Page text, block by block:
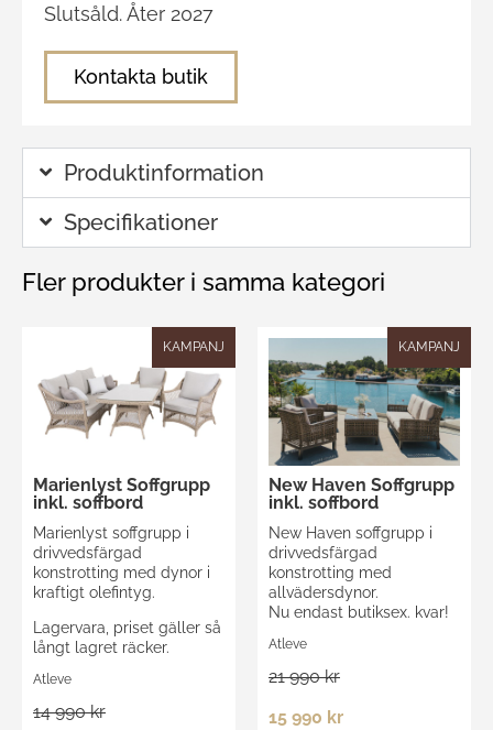
Slutsåld. Åter 2027
Kontakta butik
Produktinformation
Specifikationer
Fler produkter i samma kategori
KAMPANJ
Marienlyst Soffgrupp
inkl. soffbord
Marienlyst soffgrupp i
drivvedsfärgad
konstrotting med dynor i
kraftigt olefintyg.
Lagervara, priset gäller så
långt lagret räcker.
Atleve
14 990 kr
KAMPANJ
New Haven Soffgrupp
inkl. soffbord
New Haven soffgrupp i
drivvedsfärgad
konstrotting med
allvädersdynor.
Nu endast butiksex. kvar!
Atleve
21 990 kr
15 990 kr